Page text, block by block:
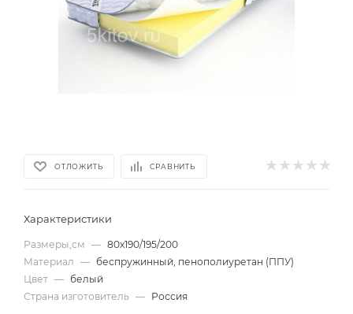
ОТЛОЖИТЬ СРАВНИТЬ
Характеристики
Размеры,см — 80х190/195/200
Материал — беспружинный, пенополиуретан (ППУ)
Цвет — белый
Страна изготовитель — Россия